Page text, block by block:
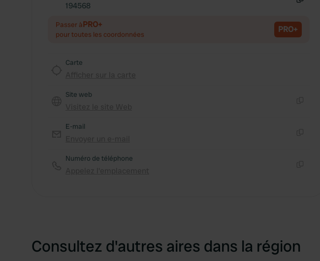
194568
Passer àPRO+
pour toutes les coordonnées PRO+
Carte
Site web
E-mail
Numéro de téléphone
Consultez d'autres aires dans la région